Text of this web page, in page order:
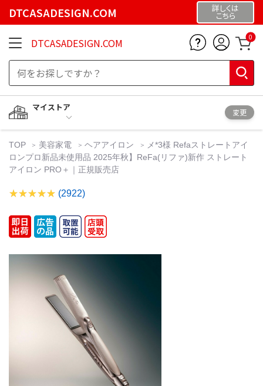
DTCASADESIGN.COM 詳しくは
こちら
DTCASADESIGN.COM 0
マイストア
変更
TOP 美容家電 ヘアアイロン
メ*3様 Refaストレートアイ
ロンプロ新品未使用品 2025年秋】ReFa(リファ)新作 ストレート
アイロン PRO＋｜正規販売店
(2922)